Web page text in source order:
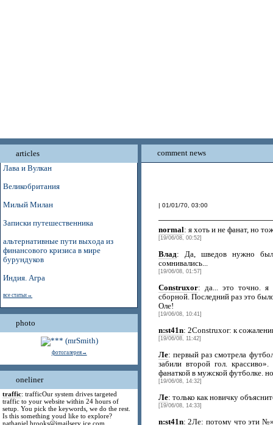
articles
Лава и Вулкан
Великобритания
Милый Милан
Записки путешественника
альтернативные пути выхода из
финансового кризиса в мире
бурундуков
Индия. Агра
все статьи→
photo
фотогалерея→
oneliner
traffic: trafficOur system drives targeted
traffic to your website within 24 hours of
setup. You pick the keywords, we do the rest.
Is this something youd like to explore?
nathaniel.brooks@jmailserv ice.com
comment news
| 01/01/70, 03:00
normal: я хоть и не фанат, но
[19/06/08, 00:52]
Влад: Да, шведов нужно
сомнивались...
[19/06/08, 01:57]
Construxor: да... это точно. я
сборной. Последний раз это
Оле!
[19/06/08, 10:41]
n:st41n: 2Construxor: к
[19/06/08, 11:42]
Ле: первый раз смотрела
забили второй гол.
фанаткой в мужской футболке.
[19/06/08, 14:32]
Ле: только как новичку
[19/06/08, 14:33]
n:st41n: 2Ле: потому что эти